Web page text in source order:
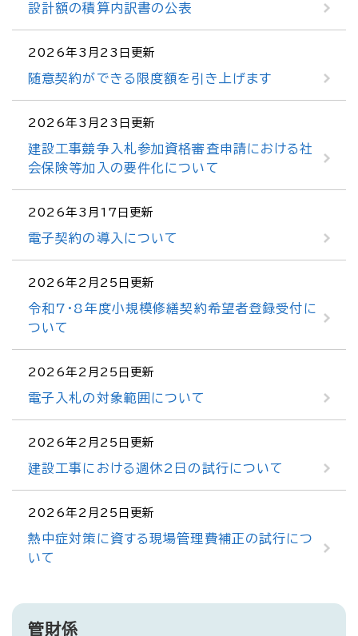
設計額の積算内訳書の公表
2026年3月23日更新
随意契約ができる限度額を引き上げます
2026年3月23日更新
建設工事競争入札参加資格審査申請における社
会保険等加入の要件化について
2026年3月17日更新
電子契約の導入について
2026年2月25日更新
令和7・8年度小規模修繕契約希望者登録受付に
ついて
2026年2月25日更新
電子入札の対象範囲について
2026年2月25日更新
建設工事における週休2日の試行について
2026年2月25日更新
熱中症対策に資する現場管理費補正の試行につ
いて
管財係